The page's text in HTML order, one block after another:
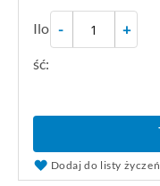
Ilo
ść:
- +
Dodaj do listy życzeń